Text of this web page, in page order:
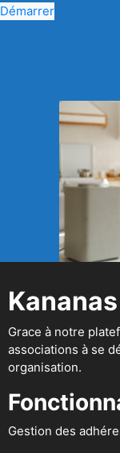
Démarrer
Kananas
Grace à notre
associations à se
organisation.
Gestion des